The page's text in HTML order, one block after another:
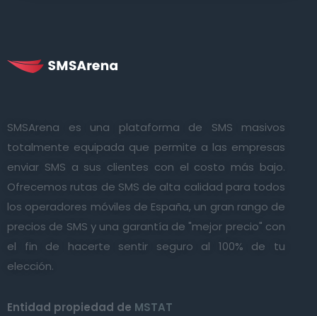
SMSArena es una plataforma de SMS masivos
totalmente equipada que permite a las empresas
enviar SMS a sus clientes con el costo más bajo.
Ofrecemos rutas de SMS de alta calidad para todos
los operadores móviles de España, un gran rango de
precios de SMS y una garantía de "mejor precio" con
el fin de hacerte sentir seguro al 100% de tu
elección.
Entidad propiedad de MSTAT